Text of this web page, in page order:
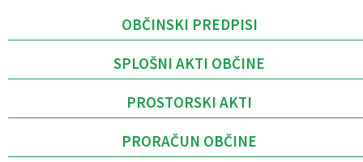
OBČINSKI PREDPISI
SPLOŠNI AKTI OBČINE
PROSTORSKI AKTI
PRORAČUN OBČINE